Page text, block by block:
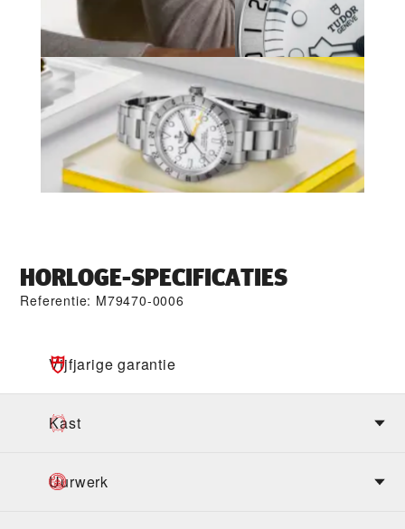
HORLOGE-SPECIFICATIES
Referentie: M79470-0006
Vijfjarige garantie
Kast
Uurwerk